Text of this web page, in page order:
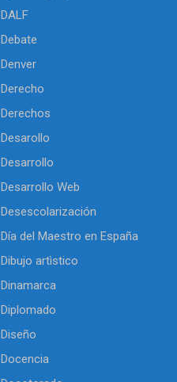
DALF
Debate
Denver
Derecho
Derechos
Desarollo
Desarrollo
Desarrollo Web
Desescolarización
Día del Maestro en España
Dibujo artìstico
Dinamarca
Diplomado
Diseño
Docencia